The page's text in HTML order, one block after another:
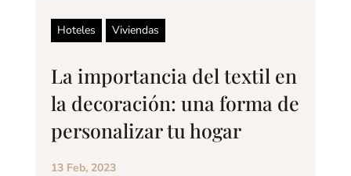
Hoteles Viviendas
La importancia del textil en
la decoración: una forma de
personalizar tu hogar
13 Feb, 2023